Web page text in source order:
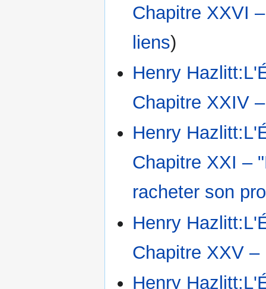
Chapitre XXVI
liens)
Henry
Chapitre XXIV
Henry
Chapitre XXI –
racheter son
Henry
Chapitre XXV
Henry